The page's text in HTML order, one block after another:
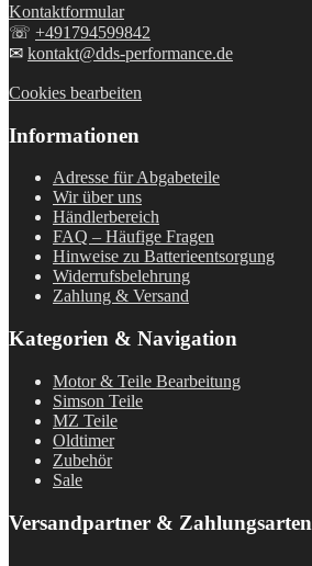
Kontaktformular
☏ +491794599842
✉ kontakt@dds-performance.de
Cookies bearbeiten
Informationen
Adresse für Abgabeteile
Wir über uns
Händlerbereich
FAQ – Häufige Fragen
Hinweise zu Batterieentsorgung
Widerrufsbelehrung
Zahlung & Versand
Kategorien & Navigation
Motor & Teile Bearbeitung
Simson Teile
MZ Teile
Oldtimer
Zubehör
Sale
Versandpartner & Zahlungsarten